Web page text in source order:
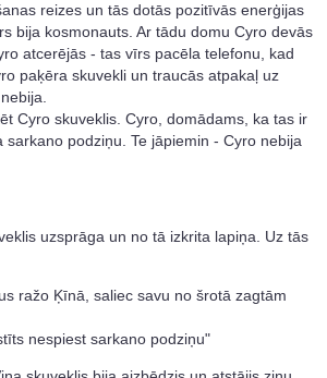
reizes un tās dotās pozitīvās enerģijas
bija kosmonauts. Ar tādu domu Cyro devās
atcerējās - tas vīrs pacēla telefonu, kad
paķēra skuvekli un traucās atpakaļ uz
Cyro skuveklis. Cyro, domādams, ka tas ir
sarkano podziņu. Te jāpiemin - Cyro nebija
uzsprāga un no tā izkrita lapiņa. Uz tās
ražo Ķīnā, saliec savu no šrotā zagtām
nespiest sarkano podziņu"